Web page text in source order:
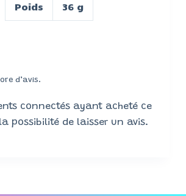
Poids 36 g
d’avis.
connectés ayant acheté ce
possibilité de laisser un avis.